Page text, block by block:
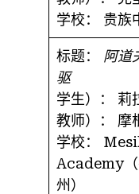
学校：
贵族
标题：
阿道
驱
学生）：
莉
教师）：
摩
学校：
Academy（
州）